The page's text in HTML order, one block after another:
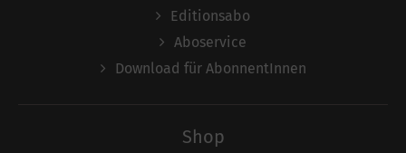
Editionsabo
Aboservice
Download für AbonnentInnen
Shop